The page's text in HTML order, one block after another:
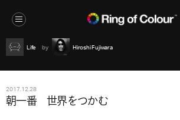
Life Hiroshi Fujiwara
2017.12.28
朝一番 世界をつかむ